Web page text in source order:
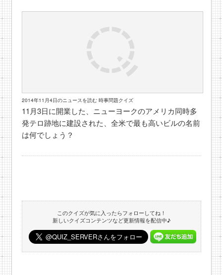
2014年11月4日のニュースを読む 時事問題クイズ
11月3日に開業した、ニューヨークのアメリカ同時多
発テロ跡地に建設された、全米で最も高いビルの名前
は何でしょう？
このクイズが気に入ったらフォローしてね！
新しいクイズコンテンツなど更新情報を配信中♪